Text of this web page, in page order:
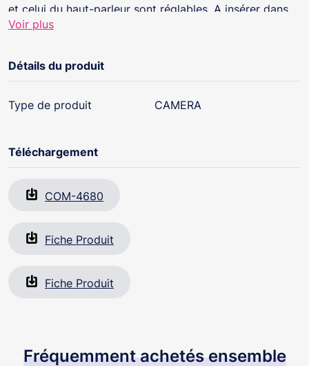
et celui du haut-parleur sont réglables. A insérer dans
les platines de rue. Dimensions: 102x55x35 mm.
Voir plus
Détails du produit
Type de produit CAMERA
Téléchargement
COM-4680
Fiche Produit
Fiche Produit
Fréquemment achetés ensemble